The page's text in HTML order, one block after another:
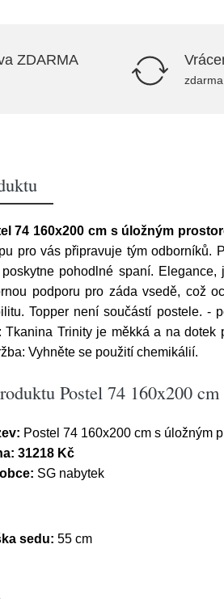
ZDARMA
74 160x200 cm s úložným
pro vás připravuje tým odborníků.
pohodlné spaní.
podporu pro záda vsedě, což
Topper není součástí postele. -
Tkanina Trinity je měkká a na
Vyhněte se použití chemikálií.
Postel 74 160x200
Postel 74 160x200 cm s úložným
31218 Kč
SG nabytek
sedu: 55 cm